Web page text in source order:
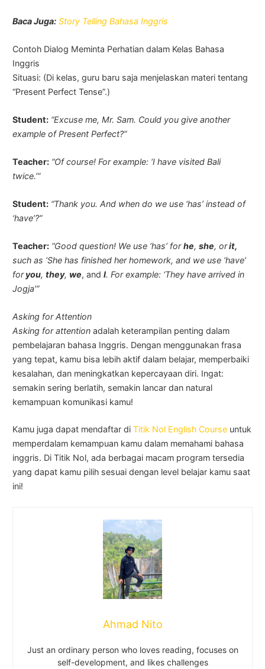
Baca Juga: Story Telling Bahasa Inggris
Contoh Dialog Meminta Perhatian dalam Kelas Bahasa
Inggris
Situasi: (Di kelas, guru baru saja menjelaskan materi tentang
“Present Perfect Tense”.)
Student: “Excuse me, Mr. Sam. Could you give another
example of Present Perfect?”
Teacher: “Of course! For example: ‘I have visited Bali
twice.’”
Student: “Thank you. And when do we use ‘has’ instead of
‘have’?”
Teacher: “Good question! We use ‘has’ forhe,she, orit,
such as ‘She has finished her homework, and we use ‘have’
foryou,they, we, andI. For example: ‘They have arrived in
Jogja’”
Asking for Attention
Asking for attention adalah keterampilan penting dalam
pembelajaran bahasa Inggris. Dengan menggunakan frasa
yang tepat, kamu bisa lebih aktif dalam belajar, memperbaiki
kesalahan, dan meningkatkan kepercayaan diri. Ingat:
semakin sering berlatih, semakin lancar dan natural
kemampuan komunikasi kamu!
Kamu juga dapat mendaftar diTitik Nol English Course untuk
memperdalam kemampuan kamu dalam memahami bahasa
inggris. Di Titik Nol, ada berbagai macam program tersedia
yang dapat kamu pilih sesuai dengan level belajar kamu saat
ini!
Ahmad Nito
Just an ordinary person who loves reading, focuses on
self-development, and likes challenges